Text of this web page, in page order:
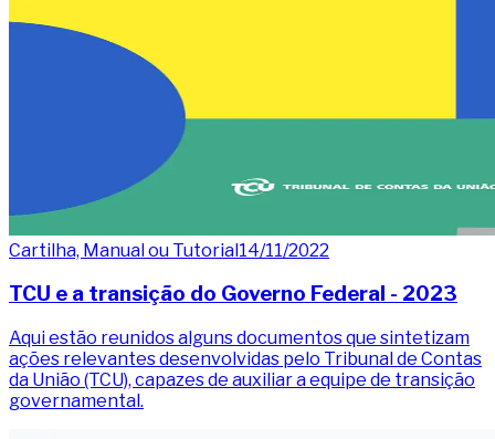
Cartilha, Manual ou Tutorial14/11/2022
TCU e a transição do Governo Federal - 2023
Aqui estão reunidos alguns documentos que sintetizam
ações relevantes desenvolvidas pelo Tribunal de Contas
da União (TCU), capazes de auxiliar a equipe de transição
governamental.